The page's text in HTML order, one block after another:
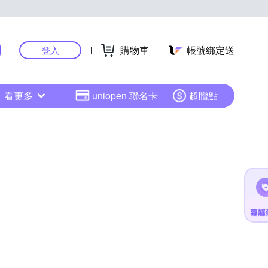
登入 購物車 帳號綁定送
看更多 uniopen 聯名卡 超贈點